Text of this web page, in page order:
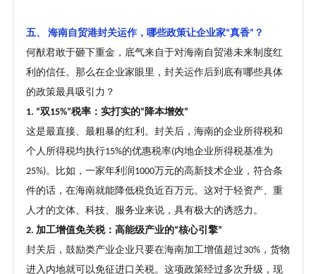
五、 海南自贸港封关运作，哪些政策让企业家“真香” ？
何猷君敢于砸下重金，底气来自于对海南自贸港未来制度红
利的信任。那么在企业家眼里，封关运作后到底有哪些具体
的政策最具吸引力 ？
1. “双15%”税率：实打实的“ 降本增效”
这是最直接、最粗暴的红利。封关后，海南的企业所得税和
个人所得税均执行15%的优惠税率(内地企业所得税基准为
25%)。比如，一家年利润 1000万元的高新技术企业，符合条
件的话，在海南就能降低税负近百万元。这对于轻资产、重
人才的文体、科技、服务业来说，具有极大的诱惑力。
2. 加工增值免关税：高能级产业的“核心引擎”
封关后，鼓励类产业企业只要在海南加工增值超过30%，货物
进入内地就可以免征进口关税。这项政策经过多次升级，现